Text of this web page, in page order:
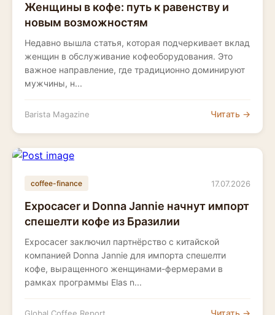
Женщины в кофе: путь к равенству и
новым возможностям
Недавно вышла статья, которая подчеркивает вклад
женщин в обслуживание кофеоборудования. Это
важное направление, где традиционно доминируют
мужчины, н...
Barista Magazine Читать →
coffee-finance 17.07.2026
Expocacer и Donna Jannie начнут импорт
спешелти кофе из Бразилии
Expocacer заключил партнёрство с китайской
компанией Donna Jannie для импорта спешелти
кофе, выращенного женщинами-фермерами в
рамках программы Elas n...
Читать →